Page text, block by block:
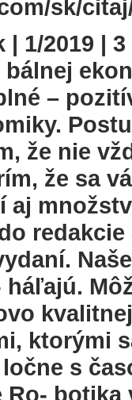
sk/
1/2019 |
–
že nie
že sa
aj
háľajú.
ktorými
s